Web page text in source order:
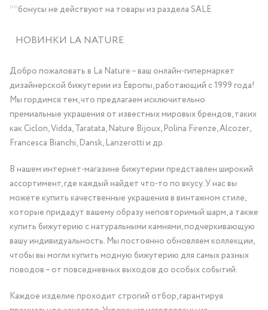
**бонусы не действуют на товары из раздела SALE
НОВИНКИ LA NATURE
Добро пожаловать в La Nature – ваш онлайн-гипермаркет
дизайнерской бижутерии из Европы, работающий с 1999 года!
Мы гордимся тем, что предлагаем исключительно
премиальные украшения от известных мировых брендов, таких
как Ciclon, Vidda, Taratata, Nature Bijoux, Polina Firenze, Alcozer,
Francesca Bianchi, Dansk, Lanzerotti и др.
В нашем интернет-магазине бижутерии представлен широкий
ассортимент, где каждый найдет что-то по вкусу. У нас вы
можете купить качественные украшения в винтажном стиле,
которые придадут вашему образу неповторимый шарм, а также
купить бижутерию с натуральными камнями, подчеркивающую
вашу индивидуальность. Мы постоянно обновляем коллекции,
чтобы вы могли купить модную бижутерию для самых разных
поводов – от повседневных выходов до особых событий.
Каждое изделие проходит строгий отбор, гарантируя